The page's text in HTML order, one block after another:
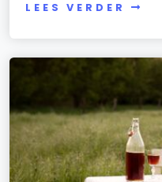
LEES VERDER